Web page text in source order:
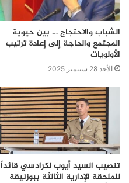
الشباب والاحتجاج … بين حيوية
المجتمع والحاجة إلى إعادة ترتيب
الأولويات
الأحد 28 سبتمبر 2025
تنصيب السيد أيوب لكرادسي قائداً
للملحقة الإدارية الثالثة ببوزنيقة